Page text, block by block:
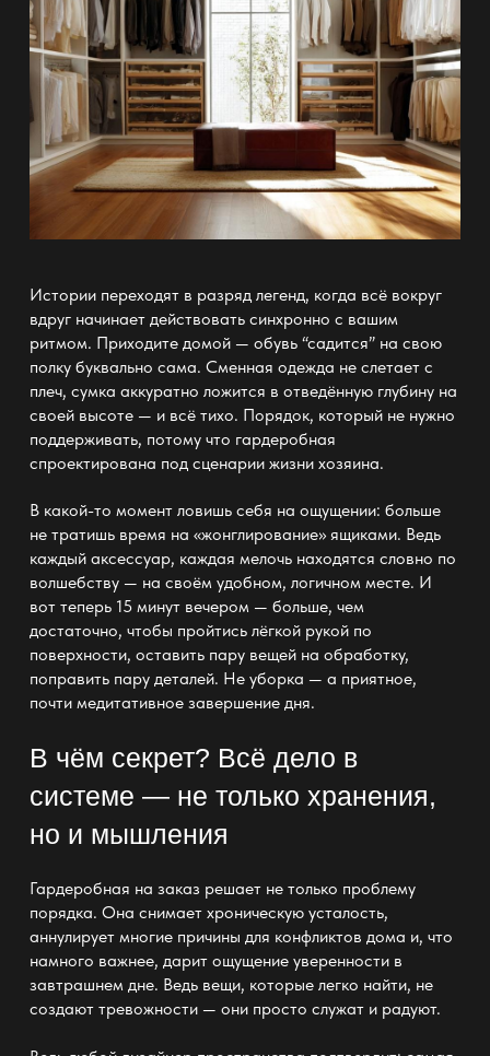
Истории переходят в разряд легенд, когда всё вокруг
вдруг начинает действовать синхронно с вашим
ритмом. Приходите домой — обувь “садится” на свою
полкубуквально сама. Сменная одежда не слетает с
плеч, сумка аккуратно ложится в отведённую глубину на
своей высоте — и всё тихо. Порядок, который не нужно
поддерживать, потому что гардеробная
спроектирована под сценарии жизни хозяина.
В какой-то момент ловишь себя на ощущении: больше
не тратишь время на «жонглирование»ящиками. Ведь
каждый аксессуар, каждая мелочь находятся словно по
волшебству — на своёмудобном, логичном месте. И
вот теперь 15 минут вечером — больше, чем
достаточно, чтобы пройтись лёгкой рукой по
поверхности, оставить пару вещей на обработку,
поправить пару деталей. Не уборка — а приятное,
почти медитативное завершение дня.
В чём секрет? Всё дело в
системе — не только хранения,
но и мышления
Гардеробная на заказ решает не только проблему
порядка. Она снимает хроническую усталость,
аннулирует многие причины для конфликтов дома и, что
намного важнее, дарит ощущение уверенности в
завтрашнем дне. Ведь вещи, которые легко найти, не
создают тревожности — они просто служат и радуют.